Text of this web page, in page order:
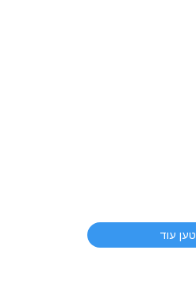
טען עוד